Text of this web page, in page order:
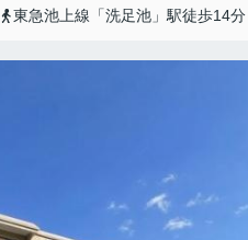
東急池上線「洗足池」駅徒歩14分